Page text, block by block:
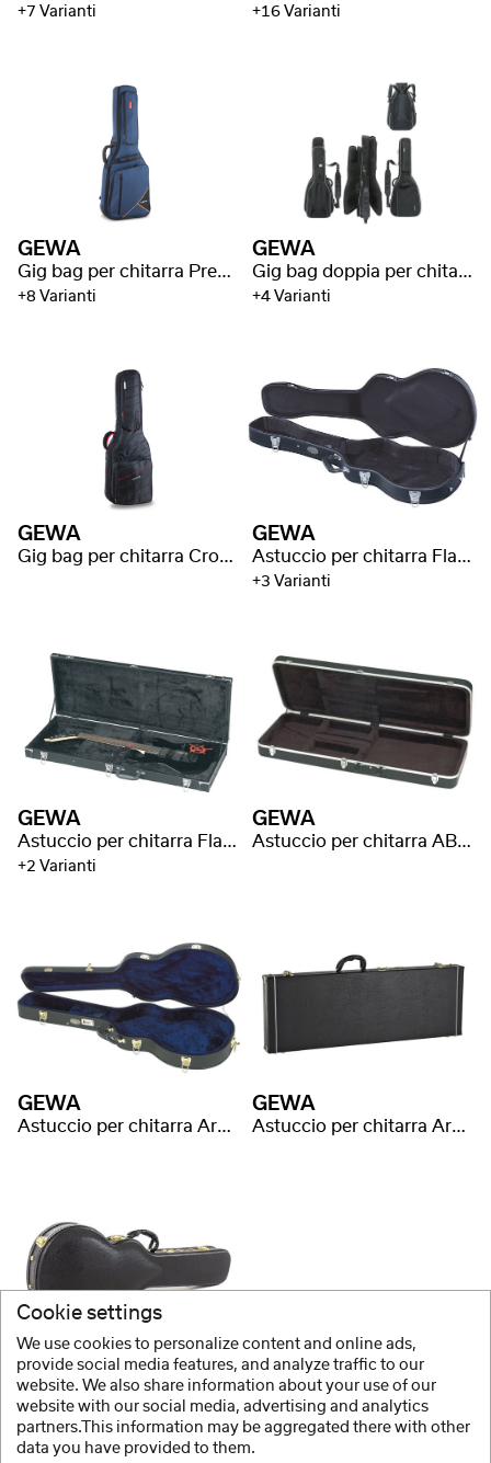
+7 Varianti +16 Varianti
GEWA
Gig bag per chitarra Premium 20
+8 Varianti
GEWA
Gig bag doppia per chitarra Prestige 25
+4 Varianti
GEWA
Gig bag per chitarra Cross 30
GEWA
Astuccio per chitarra Flat Top Economy
+3 Varianti
GEWA
Astuccio per chitarra Flat Top Economy
+2 Varianti
GEWA
Astuccio per chitarra ABS Premium
GEWA
Astuccio per chitarra Arched Top Prestige
GEWA
Astuccio per chitarra Arched Top Prestige
GEWA
Astuccio per chitarra Arched Top Prestige
Cookie settings
We use cookies to personalize content and online ads,
provide social media features, and analyze traffic to our
website. We also share information about your use of our
website with our social media, advertising and analytics
partners.This information may be aggregated there with other
data you have provided to them.